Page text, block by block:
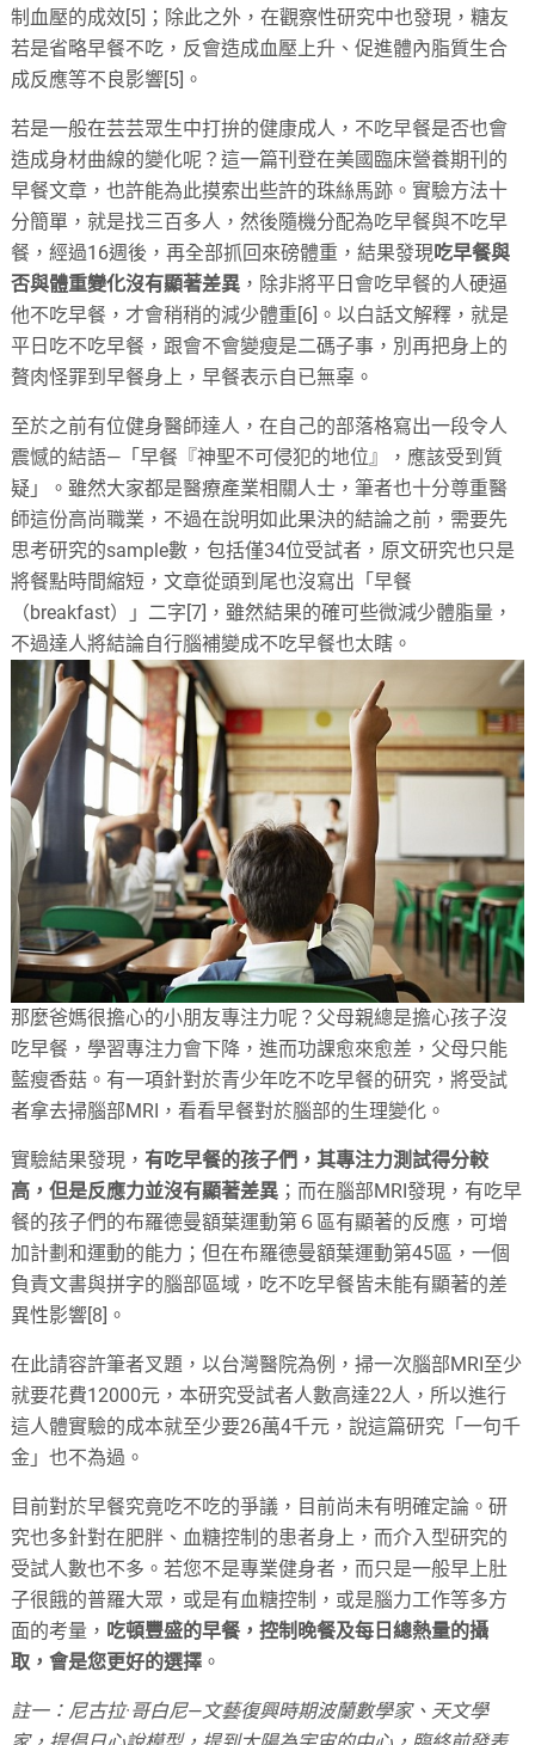
制血壓的成效[5]；除此之外，在觀察性研究中也發現，糖友
若是省略早餐不吃，反會造成血壓上升、促進體內脂質生合
成反應等不良影響[5]。
若是一般在芸芸眾生中打拚的健康成人，不吃早餐是否也會
造成身材曲線的變化呢？這一篇刊登在美國臨床營養期刊的
早餐文章，也許能為此摸索出些許的珠絲馬跡。實驗方法十
分簡單，就是找三百多人，然後隨機分配為吃早餐與不吃早
餐，經過16週後，再全部抓回來磅體重，結果發現吃早餐與
否與體重變化沒有顯著差異 ，除非將平日會吃早餐的人硬逼
他不吃早餐，才會稍稍的減少體重[6]。以白話文解釋，就是
平日吃不吃早餐，跟會不會變瘦是二碼子事，別再把身上的
贅肉怪罪到早餐身上，早餐表示自已無辜。
至於之前有位健身醫師達人，在自己的部落格寫出一段令人
震憾的結語—「早餐『神聖不可侵犯的地位』，應該受到質
疑」。雖然大家都是醫療產業相關人士，筆者也十分尊重醫
師這份高尚職業，不過在說明如此果決的結論之前，需要先
思考研究的sample數，包括僅34位受試者，原文研究也只是
將餐點時間縮短，文章從頭到尾也沒寫出「早餐
（breakfast）」二字[7]，雖然結果的確可些微減少體脂量，
不過達人將結論自行腦補變成不吃早餐也太瞎。
那麼爸媽很擔心的小朋友專注力呢？父母親總是擔心孩子沒
吃早餐，學習專注力會下降，進而功課愈來愈差，父母只能
藍瘦香菇。有一項針對於青少年吃不吃早餐的研究，將受試
者拿去掃腦部MRI，看看早餐對於腦部的生理變化。
實驗結果發現，有吃早餐的孩子們，其專注力測試得分較
高，但是反應力並沒有顯著差異 ；而在腦部MRI發現，有吃早
餐的孩子們的布羅德曼額葉運動第６區有顯著的反應，可增
加計劃和運動的能力；但在布羅德曼額葉運動第45區，一個
負責文書與拼字的腦部區域，吃不吃早餐皆未能有顯著的差
異性影響[8]。
在此請容許筆者叉題，以台灣醫院為例，掃一次腦部MRI至少
就要花費12000元，本研究受試者人數高達22人，所以進行
這人體實驗的成本就至少要26萬4千元，說這篇研究「一句千
金」也不為過。
目前對於早餐究竟吃不吃的爭議，目前尚未有明確定論。研
究也多針對在肥胖、血糖控制的患者身上，而介入型研究的
受試人數也不多。若您不是專業健身者，而只是一般早上肚
子很餓的普羅大眾，或是有血糖控制，或是腦力工作等多方
面的考量， 吃頓豐盛的早餐，控制晚餐及每日總熱量的攝
取，會是您更好的選擇 。
註一：尼古拉·哥白尼—文藝復興時期波蘭數學家、天文學